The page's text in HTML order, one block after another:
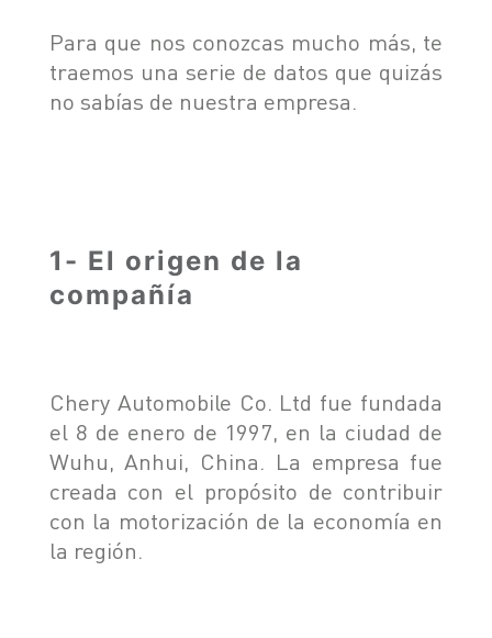
Para que nos conozcas mucho más, te
traemos una serie de datos que quizás
no sabías de nuestra empresa.
1- El origen de la
compañía
Chery Automobile Co. Ltd fue fundada
el 8 de enero de 1997, en la ciudad de
Wuhu, Anhui, China. La empresa fue
creada con el propósito de contribuir
con la motorización de la economía en
la región.